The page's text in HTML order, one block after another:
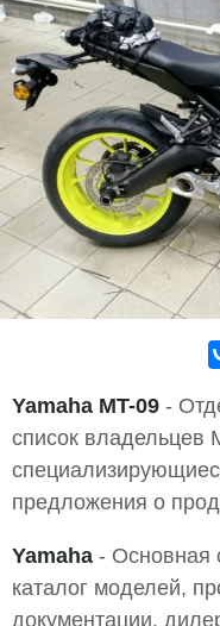
Yamaha MT-09 -
список владельцев
предложения о
Yamaha - Основная
каталог моделей,
документации,